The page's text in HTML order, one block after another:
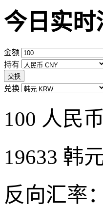
今日实时
金额
持有
交换
兑换
100 人民
19633 韩
反向汇率